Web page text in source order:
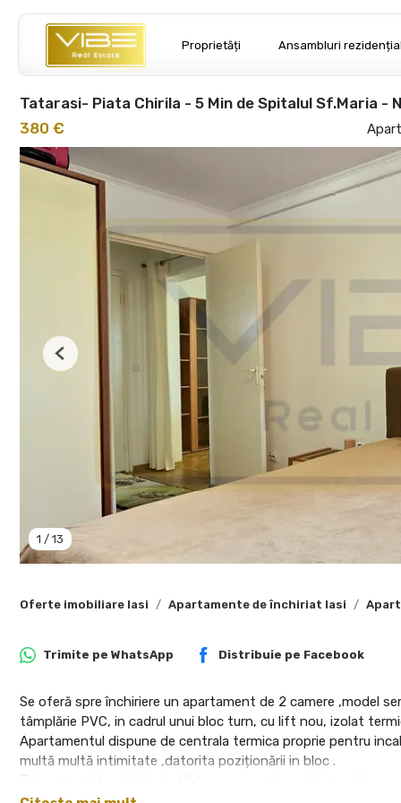
Proprietăți Ansambluri
Tatarasi- Piata Chirila - 5 Min de Spitalul Sf.Maria -
380 €
1 / 13
Previous
Oferte imobiliare Iasi Apartamente de închiriat Iasi
Trimite pe WhatsApp Distribuie pe Facebook
Se oferă spre închiriere un apartament de 2 camere ,model
tâmplărie PVC, in cadrul unui bloc turn, cu lift nou, izolat
Apartamentul dispune de centrala termica proprie pentru
multă multă intimitate ,datorita poziționării in bloc .